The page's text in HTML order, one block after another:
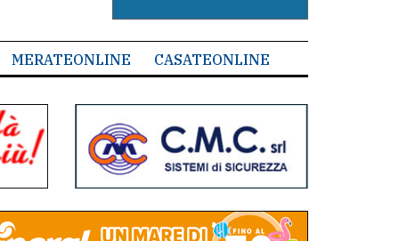
MERATEONLINE CASATEONLINE